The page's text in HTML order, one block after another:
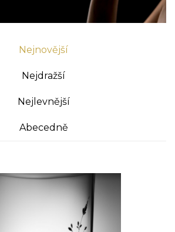
Nejnovější
Nejdražší
Nejlevnější
Abecedně